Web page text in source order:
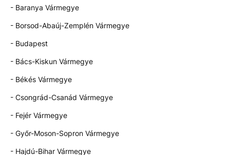
- Baranya Vármegye
- Borsod-Abaúj-Zemplén Vármegye
- Budapest
- Bács-Kiskun Vármegye
- Békés Vármegye
- Csongrád-Csanád Vármegye
- Fejér Vármegye
- Győr-Moson-Sopron Vármegye
- Hajdú-Bihar Vármegye